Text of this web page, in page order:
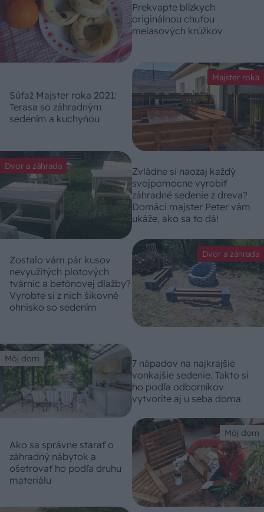
Prekvapte blízkych
originálnou chuťou
melasových krúžkov
Majster roka
Súťaž Majster roka 2021:
Terasa so záhradným
sedením a kuchyňou
Dvor a záhrada
Zvládne si naozaj každý
svojpomocne vyrobiť
záhradné sedenie z dreva?
Domáci majster Peter vám
ukáže, ako sa to dá!
Dvor a záhrada
Zostalo vám pár kusov
nevyužitých plotových
tvárnic a betónovej dlažby?
Vyrobte si z nich šikovné
ohnisko so sedením
Môj dom
7 nápadov na najkrajšie
vonkajšie sedenie. Takto si
ho podľa odborníkov
vytvoríte aj u seba doma
Môj dom
Ako sa správne starať o
záhradný nábytok a
ošetrovať ho podľa druhu
materiálu